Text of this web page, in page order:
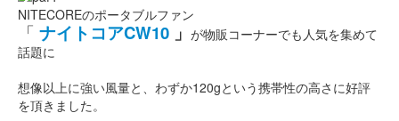
NITECOREのポータブルファン
「 ナイトコアCW10 」 が物販コーナーでも人気を集めて
話題に
想像以上に強い風量と、わずか120gという携帯性の高さに好評
を頂きました。